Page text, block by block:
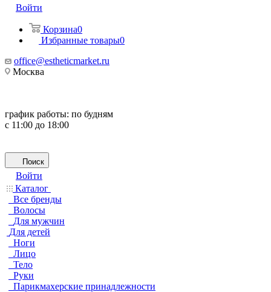
Войти
Корзина0
Избранные товары0
office@estheticmarket.ru
Москва
график работы: по будням
с 11:00 до 18:00
Поиск
Войти
Каталог
Все бренды
Волосы
Для мужчин
Для детей
Ноги
Лицо
Тело
Руки
Парикмахерские принадлежности